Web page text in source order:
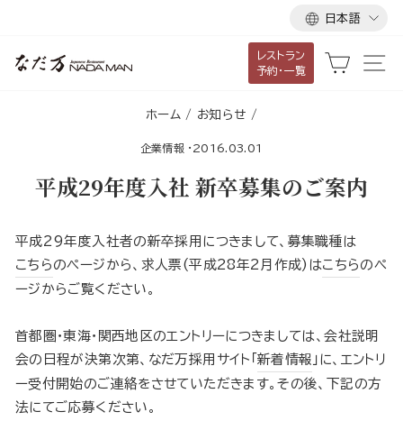
言
語
日本語
レストラン
予約・一覧
カート
ホーム / お知らせ /
企業情報 · 2016.03.01
平成29年度入社 新卒募集のご案内
平成29年度入社者の新卒採用につきまして、募集職種は
こちら のページから、求人票(平成28年2月作成)はこちら のペ
ージからご覧ください。
首都圏・東海・関西地区のエントリーにつきましては、会社説明
会の日程が決第次第、なだ万採用サイト「 新着情報 」に、エントリ
ー受付開始のご連絡をさせていただきます。その後、下記の方
法にてご応募ください。